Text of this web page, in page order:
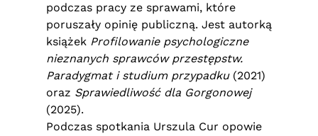
podczas pracy ze sprawami, które
poruszały opinię publiczną. Jest autorką
książek Profilowanie psychologiczne
nieznanych sprawców przestępstw.
Paradygmat i studium przypadku(2021)
oraz Sprawiedliwość dla Gorgonowej
(2025).
Podczas spotkania Urszula Cur opowie